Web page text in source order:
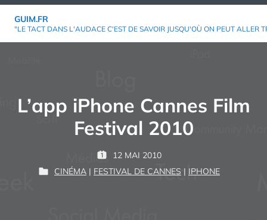
Aller
GUIM.FR
"LE TACT DANS L'AUDACE C'EST DE SAVOIR JUSQU'OÙ ON PEUT ALLER
L’app iPhone Cannes Film
Festival 2010
P
U
12 MAI 2010
A
G
P
CINÉMA | FESTIVAL DE CANNES | IPHONE